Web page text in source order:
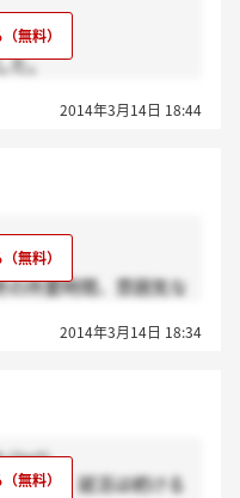
た。
2014年3月14日 18:44
＾
所要時間、雰囲気な
2014年3月14日 18:34
(^o^)
ので、就活は続ける